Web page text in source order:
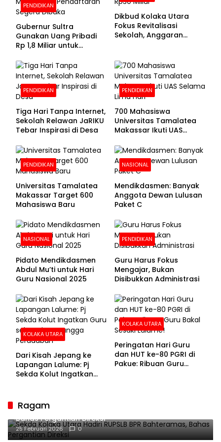
PENDIDIKAN
Gubernur Sultra
Gunakan Uang Pribadi
Rp 1,8 Miliar untuk
Pendaftaran Segera
Dibuka
Dikbud Kolaka Utara
Fokus Revitalisasi
Sekolah, Anggaran
PENDIDIKAN
Tiga Hari Tanpa Internet,
Sekolah Relawan JaRIKU
Tebar Inspirasi di Desa
PENDIDIKAN
700 Mahasiswa
Universitas Tamalatea
Makassar Ikuti UAS
PENDIDIKAN
Universitas Tamalatea
Makassar Target 600
Mahasiswa Baru
NASIONAL
Mendikdasmen: Banyak
Anggota Dewan Lulusan
Paket C
NASIONAL
Pidato Mendikdasmen
Abdul Mu’ti untuk Hari
Guru Nasional 2025
PENDIDIKAN
Guru Harus Fokus
Mengajar, Bukan
Disibukkan Administrasi
KOLAKA UTARA
Dari Kisah Jepang ke
Lapangan Lalume: Pj
Sekda Kolut Ingatkan
KOLAKA UTARA
Peringatan Hari Guru
dan HUT ke-80 PGRI di
Pakue: Ribuan Guru
Ragam
Sekda Kolaka Utara Hadiri RUPSLB BPR Bahteramas,
Bahas Pergantian Direksi
25 Februari 2026 0